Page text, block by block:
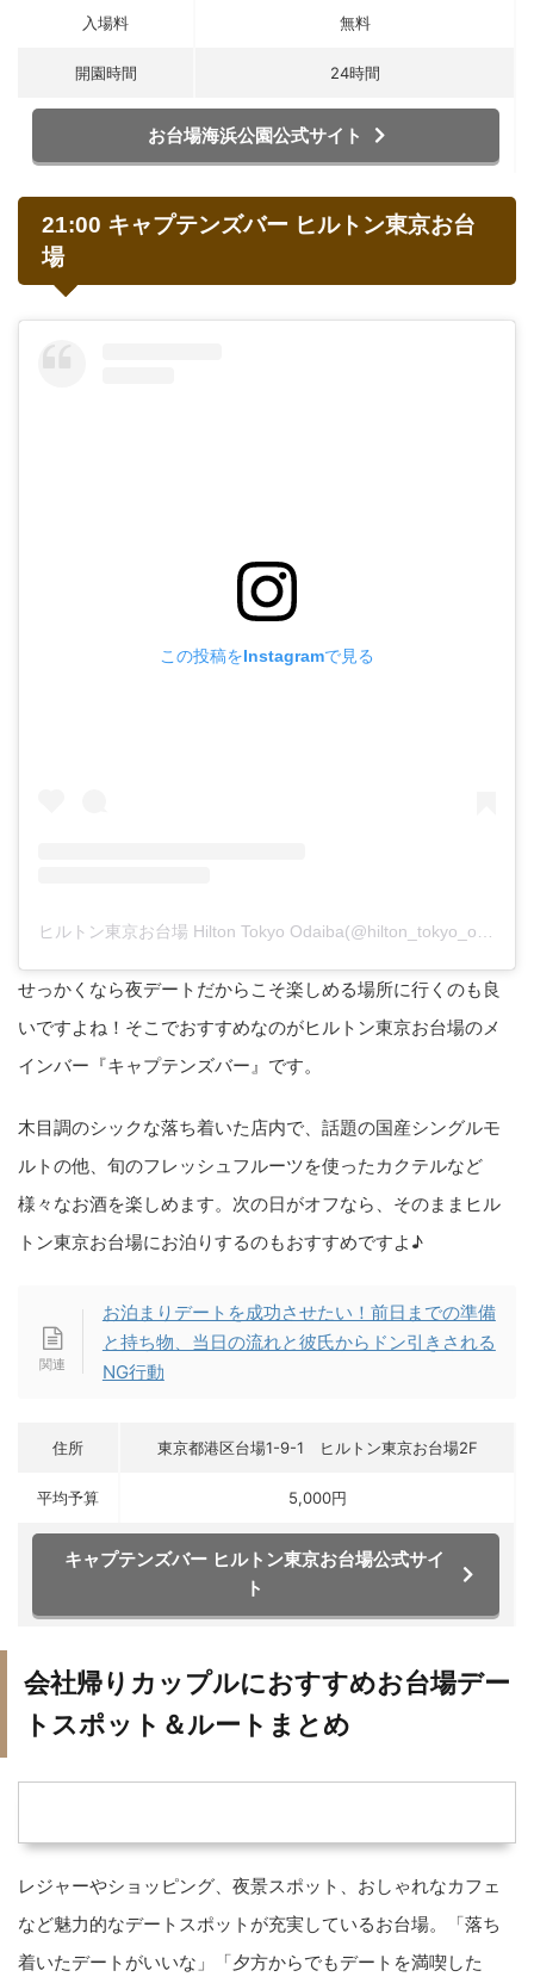
入場料 無料
開園時間 24時間
お台場海浜公園公式サイト
21:00 キャプテンズバー ヒルトン東京お台
場
この投稿をInstagramで見る
せっかくなら夜デートだからこそ楽しめる場所に行くのも良
いですよね！そこでおすすめなのがヒルトン東京お台場のメ
インバー『キャプテンズバー』です。
木目調のシックな落ち着いた店内で、話題の国産シングルモ
ルトの他、旬のフレッシュフルーツを使ったカクテルなど
様々なお酒を楽しめます。次の日がオフなら、そのままヒル
トン東京お台場にお泊りするのもおすすめですよ♪
お泊まりデートを成功させたい！前日までの準備
と持ち物、当日の流れと彼氏からドン引きされる
NG行動
住所 東京都港区台場1-9-1 ヒルトン東京お台場2F
平均予算 5,000円
キャプテンズバー ヒルトン東京お台場公式サイ
ト
会社帰りカップルにおすすめお台場デー
トスポット＆ルートまとめ
レジャーやショッピング、夜景スポット、おしゃれなカフェ
など魅力的なデートスポットが充実しているお台場。「落ち
着いたデートがいいな」「夕方からでもデートを満喫した